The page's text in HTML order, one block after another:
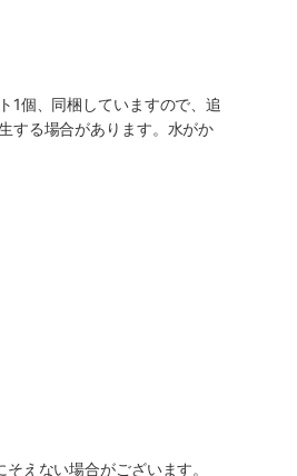
1個、同梱していますので、追
する場合があります。水がか
えない場合がございます。